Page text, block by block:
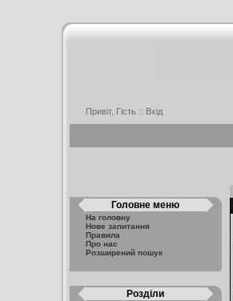
Привіт, Гість :: Вхід
Головне меню
На головну
Нове запитання
Правила
Про нас
Розширений пошук
Розділи